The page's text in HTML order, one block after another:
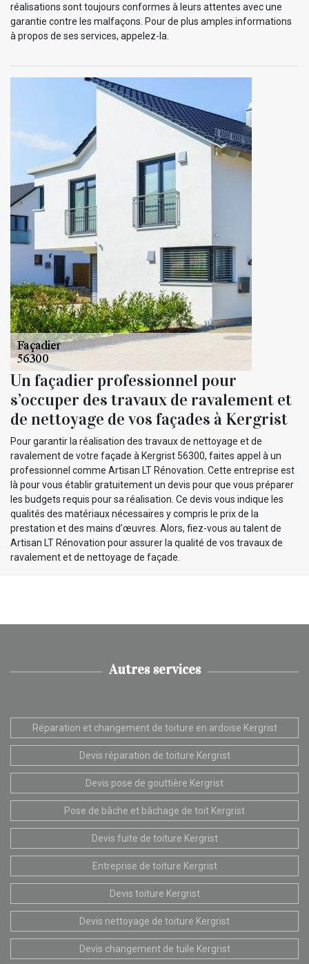
réalisations sont toujours conformes à leurs attentes avec une
garantie contre les malfaçons. Pour de plus amples informations
à propos de ses services, appelez-la.
Un façadier professionnel pour
s’occuper des travaux de ravalement et
de nettoyage de vos façades à Kergrist
Pour garantir la réalisation des travaux de nettoyage et de
ravalement de votre façade à Kergrist 56300, faites appel à un
professionnel comme Artisan LT Rénovation. Cette entreprise est
là pour vous établir gratuitement un devis pour que vous préparer
les budgets requis pour sa réalisation. Ce devis vous indique les
qualités des matériaux nécessaires y compris le prix de la
prestation et des mains d’œuvres. Alors, fiez-vous au talent de
Artisan LT Rénovation pour assurer la qualité de vos travaux de
ravalement et de nettoyage de façade.
Autres services
Réparation et changement de toiture en ardoise Kergrist
Devis réparation de toiture Kergrist
Devis pose de gouttière Kergrist
Pose de bâche et bâchage de toit Kergrist
Devis fuite de toiture Kergrist
Entreprise de toiture Kergrist
Devis toiture Kergrist
Devis nettoyage de toiture Kergrist
Devis changement de tuile Kergrist